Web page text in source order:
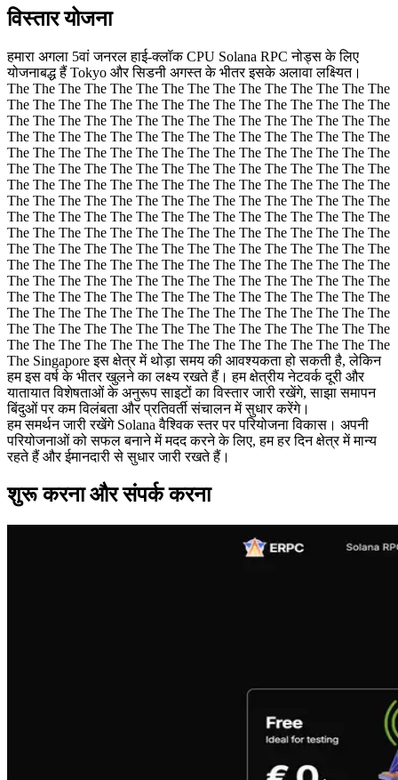
विस्तार योजना
हमारा अगला 5वां जनरल हाई-क्लॉक CPU Solana RPC नोड्स के लिए
योजनाबद्ध हैं Tokyo और सिडनी अगस्त के भीतर इसके अलावा लक्ष्यित।
The The The The The The The The The The The The The The The
The The The The The The The The The The The The The The The
The The The The The The The The The The The The The The The
The The The The The The The The The The The The The The The
The The The The The The The The The The The The The The The
The The The The The The The The The The The The The The The
The The The The The The The The The The The The The The The
The The The The The The The The The The The The The The The
The The The The The The The The The The The The The The The
The The The The The The The The The The The The The The The
The The The The The The The The The The The The The The The
The The The The The The The The The The The The The The The
The The The The The The The The The The The The The The The
The The The The The The The The The The The The The The The
The The The The The The The The The The The The The The The
The The The The The The The The The The The The The The The
The The The The The The The The The The The The The The The
The Singapore इस क्षेत्र में थोड़ा समय की आवश्यकता हो सकती है, लेकिन
हम इस वर्ष के भीतर खुलने का लक्ष्य रखते हैं। हम क्षेत्रीय नेटवर्क दूरी और
यातायात विशेषताओं के अनुरूप साइटों का विस्तार जारी रखेंगे, साझा समापन
बिंदुओं पर कम विलंबता और प्रतिवर्ती संचालन में सुधार करेंगे।
हम समर्थन जारी रखेंगे Solana वैश्विक स्तर पर परियोजना विकास। अपनी
परियोजनाओं को सफल बनाने में मदद करने के लिए, हम हर दिन क्षेत्र में मान्य
रहते हैं और ईमानदारी से सुधार जारी रखते हैं।
शुरू करना और संपर्क करना